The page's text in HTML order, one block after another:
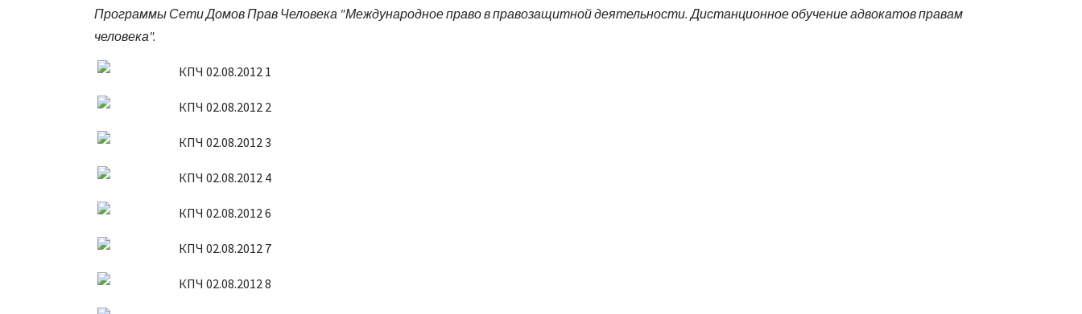
Программы Сети Домов Прав Человека "Международное право в правозащитной деятельности. Дистанционное обучение адвокатов правам
человека".